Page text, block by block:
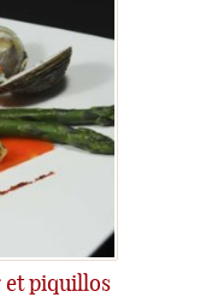
et piquillos